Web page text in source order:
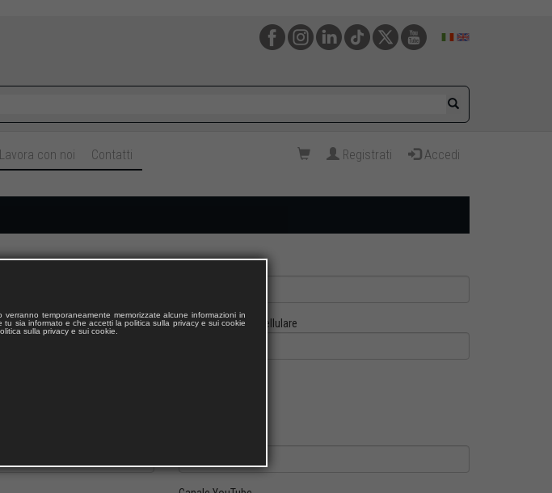
Lavora con noi Contatti Registrati Accedi
Telefono fisso Cellulare
temporaneamente memorizzate alcune informazioni in
tu sia informato e che accetti la politica sulla privacy e sui cookie
sulla privacy e sui cookie.